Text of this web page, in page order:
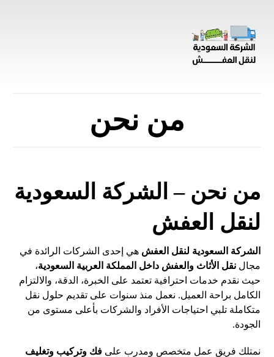
من نحن
من نحن – الشركة السعودية
لنقل العفش
الشركة السعودية لنقل العفش هي إحدى الشركات الرائدة في
مجالنقل الأثاث والعفش داخل المملكة العربية السعودية،
حيث نقدم خدمات احترافية تعتمد على الخبرة، الدقة، والالتزام
الكامل براحة العميل. نعمل منذ سنوات على تقديم حلول نقل
متكاملة تلبي احتياجات الأفراد والشركات بأعلى مستوى من
الجودة.
نمتلك فريق عمل متخصص ومدرب علىفك وتركيب وتغليف